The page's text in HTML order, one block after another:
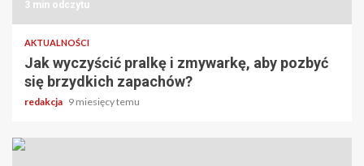
3 min odczytu
AKTUALNOŚCI
Jak wyczyścić pralkę i zmywarkę, aby pozbyć
się brzydkich zapachów?
redakcja 9 miesięcy temu